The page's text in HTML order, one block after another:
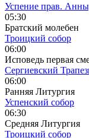
Успение прав.
05:30
Братский молебен
Троицкий собор
06:00
Исповедь первая
Сергиевский
06:00
Ранняя Литургия
Успенский собор
06:30
Средняя Литургия
Троицкий собор